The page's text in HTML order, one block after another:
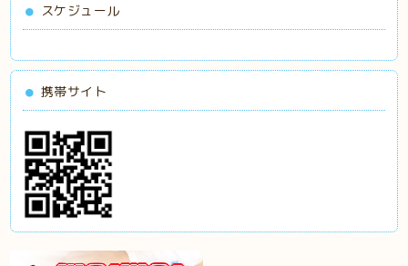
スケジュール
携帯サイト